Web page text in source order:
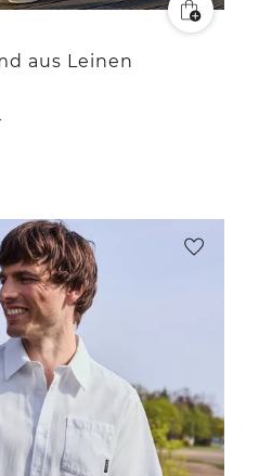
aus Leinen